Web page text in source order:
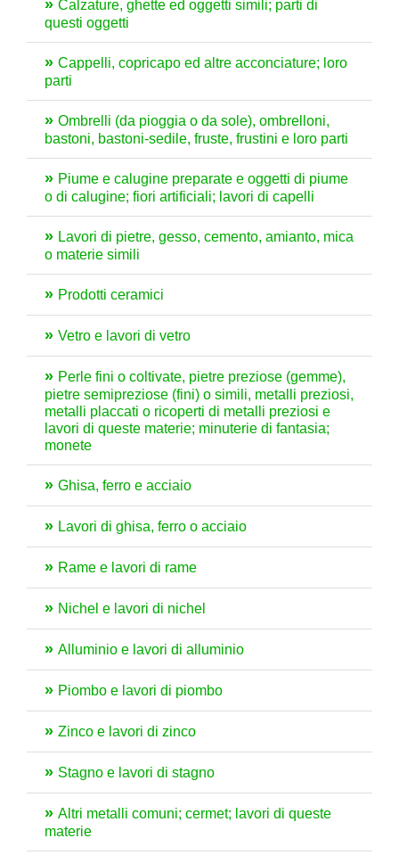
Calzature, ghette ed oggetti simili; parti di
questi oggetti
Cappelli, copricapo ed altre acconciature; loro
parti
Ombrelli (da pioggia o da sole), ombrelloni,
bastoni, bastoni-sedile, fruste, frustini e loro parti
Piume e calugine preparate e oggetti di piume
o di calugine; fiori artificiali; lavori di capelli
Lavori di pietre, gesso, cemento, amianto, mica
o materie simili
Prodotti ceramici
Vetro e lavori di vetro
Perle fini o coltivate, pietre preziose (gemme),
pietre semipreziose (fini) o simili, metalli preziosi,
metalli placcati o ricoperti di metalli preziosi e
lavori di queste materie; minuterie di fantasia;
monete
Ghisa, ferro e acciaio
Lavori di ghisa, ferro o acciaio
Rame e lavori di rame
Nichel e lavori di nichel
Alluminio e lavori di alluminio
Piombo e lavori di piombo
Zinco e lavori di zinco
Stagno e lavori di stagno
Altri metalli comuni; cermet; lavori di queste
materie